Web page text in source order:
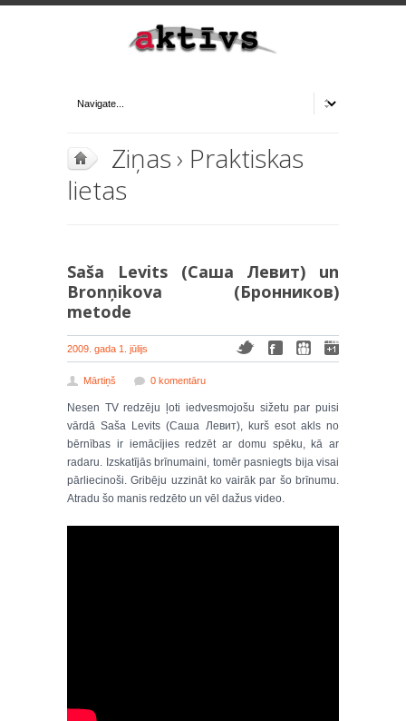
Ziņas› Praktiskas
lietas
Saša Levits (Саша Левит) un
Bronņikova (Бронников)
metode
2009. gada 1. jūlijs
Mārtiņš 0 komentāru
Nesen TV redzēju ļoti iedvesmojošu sižetu par puisi
vārdā Saša Levits (Саша Левит), kurš esot akls no
bērnības ir iemācījies redzēt ar domu spēku, kā ar
radaru. Izskatījās brīnumaini, tomēr pasniegts bija visai
pārliecinoši. Gribēju uzzināt ko vairāk par šo brīnumu.
Atradu šo manis redzēto un vēl dažus video.